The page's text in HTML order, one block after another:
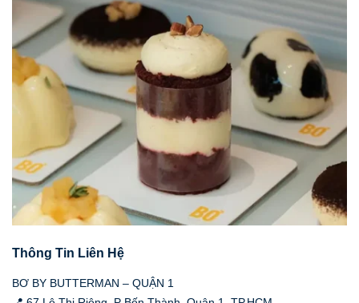
Thông Tin Liên Hệ
BƠ BY BUTTERMAN – QUẬN 1